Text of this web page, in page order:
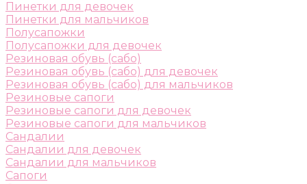
Пинетки для девочек
Пинетки для мальчиков
Полусапожки
Полусапожки для девочек
Резиновая обувь (сабо)
Резиновая обувь (сабо) для девочек
Резиновая обувь (сабо) для мальчиков
Резиновые сапоги
Резиновые сапоги для девочек
Резиновые сапоги для мальчиков
Сандалии
Сандалии для девочек
Сандалии для мальчиков
Сапоги